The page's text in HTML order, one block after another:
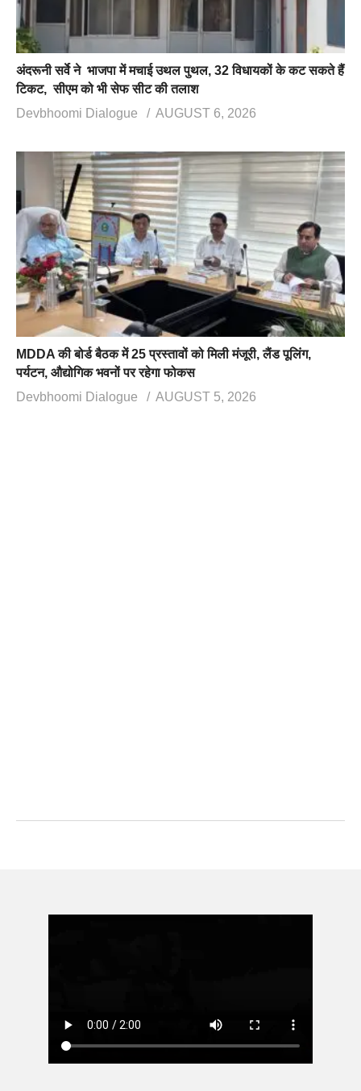
अंदरूनी सर्वे ने भाजपा में मचाई उथल पुथल, 32 विधायकों के कट सकते हैं
टिकट, सीएम को भी सेफ सीट की तलाश
Devbhoomi Dialogue
AUGUST 6, 2026
MDDA की बोर्ड बैठक में 25 प्रस्तावों को मिली मंजूरी, लैंड पूलिंग,
पर्यटन, औद्योगिक भवनों पर रहेगा फोकस
Devbhoomi Dialogue
AUGUST 5, 2026